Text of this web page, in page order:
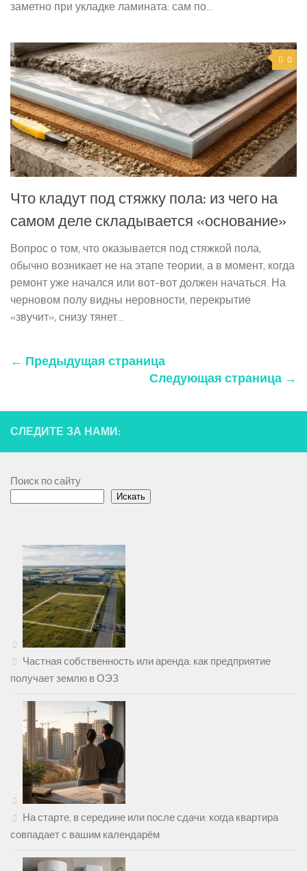
заметно при укладке ламината: сам по...
0
Что кладут под стяжку пола: из чего на
самом деле складывается «основание»
Вопрос о том, что оказывается под стяжкой пола,
обычно возникает не на этапе теории, а в момент, когда
ремонт уже начался или вот-вот должен начаться. На
черновом полу видны неровности, перекрытие
«звучит», снизу тянет...
← Предыдущая страница
Следующая страница →
СЛЕДИТЕ ЗА НАМИ:
Поиск по сайту
Искать
Частная собственность или аренда: как предприятие
получает землю в ОЭЗ
На старте, в середине или после сдачи: когда квартира
совпадает с вашим календарём